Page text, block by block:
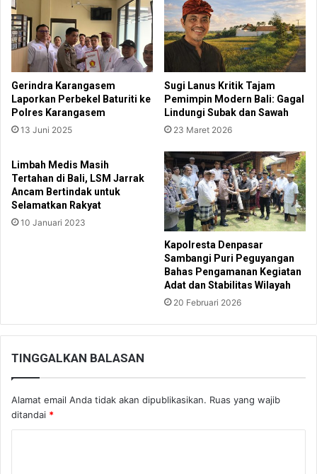
Gerindra Karangasem
Laporkan Perbekel Baturiti ke
Polres Karangasem
13 Juni 2025
Sugi Lanus Kritik Tajam
Pemimpin Modern Bali: Gagal
Lindungi Subak dan Sawah
23 Maret 2026
Limbah Medis Masih
Tertahan di Bali, LSM Jarrak
Ancam Bertindak untuk
Selamatkan Rakyat
10 Januari 2023
Kapolresta Denpasar
Sambangi Puri Peguyangan
Bahas Pengamanan Kegiatan
Adat dan Stabilitas Wilayah
20 Februari 2026
TINGGALKAN BALASAN
Alamat email Anda tidak akan dipublikasikan. Ruas yang wajib
ditandai *